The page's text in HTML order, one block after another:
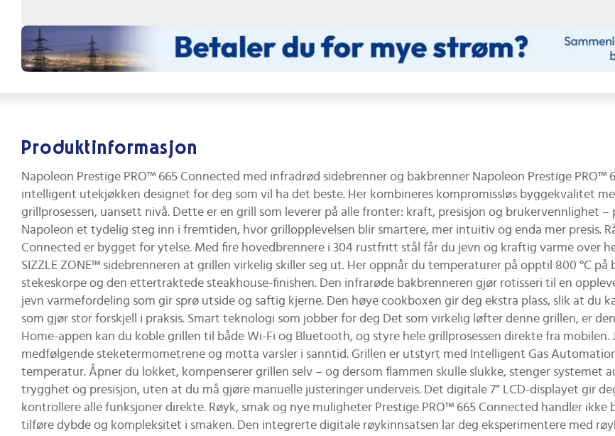
Produktinformasjon
Napoleon Prestige PRO™ 665 Connected med infradrød sidebrenner og bakbrenner Napoleon Prestige
intelligent utekjøkken designet for deg som vil ha det beste. Her kombineres kompromissløs byggekvalitet
grillprosessen, uansett nivå. Dette er en grill som leverer på alle fronter: kraft, presisjon og brukervennlighet
Napoleon et tydelig steg inn i fremtiden, hvor grillopplevelsen blir smartere, mer intuitiv og enda mer presis.
Connected er bygget for ytelse. Med fire hovedbrennere i 304 rustfritt stål får du jevn og kraftig varme over
SIZZLE ZONE™ sidebrenneren at grillen virkelig skiller seg ut. Her oppnår du temperaturer på opptil 800 °C
stekeskorpe og den ettertraktede steakhouse-finishen. Den infrarøde bakbrenneren gjør rotisseri til en
jevn varmefordeling som gir sprø utside og saftig kjerne. Den høye cookboxen gir deg ekstra plass, slik at du
som gjør stor forskjell i praksis. Smart teknologi som jobber for deg Det som virkelig løfter denne grillen, er
Home-appen kan du koble grillen til både Wi-Fi og Bluetooth, og styre hele grillprosessen direkte fra
medfølgende steketermometrene og motta varsler i sanntid. Grillen er utstyrt med Intelligent Gas
temperatur. Åpner du lokket, kompenserer grillen selv – og dersom flammen skulle slukke, stenger systemet
trygghet og presisjon, uten at du må gjøre manuelle justeringer underveis. Det digitale 7” LCD-displayet gir
kontrollere alle funksjoner direkte. Røyk, smak og nye muligheter Prestige PRO™ 665 Connected handler
tilføre dybde og kompleksitet i smaken. Den integrerte digitale røykinnsatsen lar deg eksperimentere med